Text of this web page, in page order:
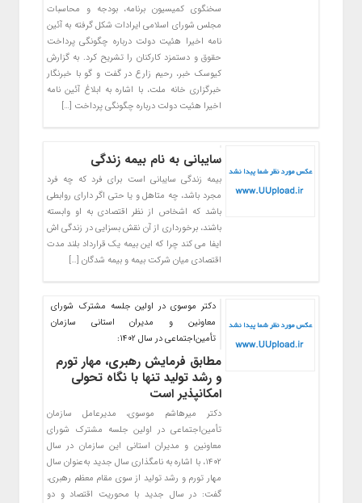
سخنگوی کمیسیون برنامه، بودجه و محاسبات
مجلس شورای اسلامی ایرادات شکل گرفته به آئین
نامه اخیرا هئیت دولت درباره چگونگی پرداخت
حقوق و دستمزد کارکنان را تشریح کرد. به گزارش
کیوسک خبر، رحیم زارع در گفت و گو با خبرنگار
خبرگزاری خانه ملت، با اشاره به ابلاغ آئین نامه
اخیرا هئیت دولت درباره چگونگی پرداخت […]
سایبانی به نام بیمه زندگی
بیمه زندگی سایبانی است برای فرد که چه فرد
مجرد باشد، چه متاهل و یا حتی اگر دارای روابطی
باشد که اشخاص از نظر اقتصادی به او وابسته
باشند، برخورداری از آن نقش بسزایی در زندگی اش
ایفا می کند چرا که این بیمه یک قرارداد بلند مدت
اقتصادی میان شرکت بیمه و بیمه شدگان […]
دکتر موسوی در اولین جلسه مشترک شورای
معاونین و مدیران استانی سازمان
تأمین‌اجتماعی در سال 1402:
مطابق فرمایش رهبری، مهار تورم
و رشد تولید تنها با نگاه تحولی
امکانپذیر است
دکتر میرهاشم موسوی، مدیرعامل سازمان
تأمین‌اجتماعی در اولین جلسه مشترک شورای
معاونین و مدیران استانی این سازمان در سال
۱۴۰۲، با اشاره به نامگذاری سال جدید به‌عنوان سال
مهار تورم و رشد تولید از سوی مقام معظم رهبری،
گفت: در سال جدید با محوریت اقتصاد و دو